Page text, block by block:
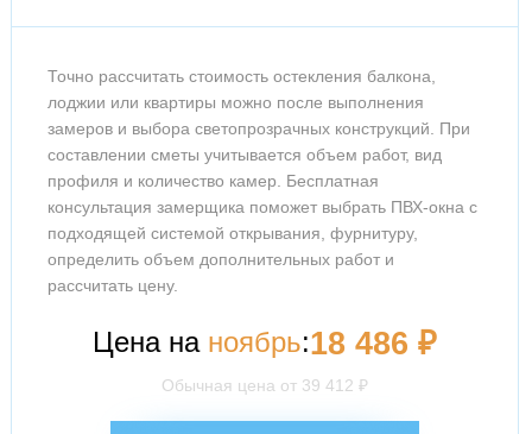
Точно рассчитать стоимость остекления балкона,
лоджии или квартиры можно после выполнения
замеров и выбора светопрозрачных конструкций. При
составлении сметы учитывается объем работ, вид
профиля и количество камер. Бесплатная
консультация замерщика поможет выбрать ПВХ-окна с
подходящей системой открывания, фурнитуру,
определить объем дополнительных работ и
рассчитать цену.
Цена на ноябрь:18 486 ₽
Обычная цена от 39 412 ₽